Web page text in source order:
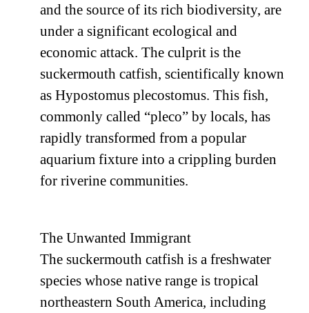
and the source of its rich biodiversity, are
under a significant ecological and
economic attack. The culprit is the
suckermouth catfish, scientifically known
as Hypostomus plecostomus. This fish,
commonly called “pleco” by locals, has
rapidly transformed from a popular
aquarium fixture into a crippling burden
for riverine communities.
The Unwanted Immigrant
The suckermouth catfish is a freshwater
species whose native range is tropical
northeastern South America, including